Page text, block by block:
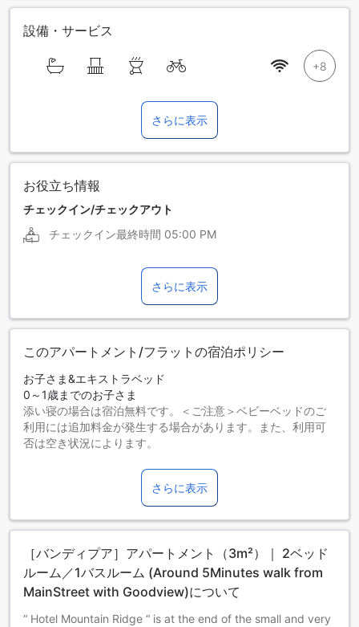
設備・サービス
さらに表示
お役立ち情報
チェックイン/チェックアウト
チェックイン最終時間 05:00 PM
さらに表示
このアパートメント/フラットの宿泊ポリシー
お子さま&エキストラベッド
0～1歳までのお子さま
添い寝の場合は宿泊無料です。＜ご注意＞ベビーベッドのご
利用には追加料金が発生する場合があります。また、利用可
否は空き状況によります。
添い寝の場合は宿泊無料です。
8歳以上の宿泊者は大人とみなされます。
エキストラベッドの追加可否は、ルームタイプにより異なり
ます。各ルームタイプ欄の記載をお確かめください。ルーム
ていない場合は、エキストラベッドの追加はできません。
【ご注意】6部屋以上をご予約の場合は、異なるご予約条件や
追加料金が適用されることがありますのでご了承ください。
さらに表示
［バンディプア］アパートメント（3m²）｜ 2ベッド
ルーム／1バスルーム (Around 5Minutes walk from
MainStreet with Goodview)について
“ Hotel Mountain Ridge “ is at the end of the small and very